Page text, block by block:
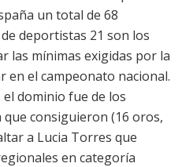
un total de 68
deportistas 21 son los
las mínimas exigidas por la
en el campeonato nacional.
dominio fue de los
consiguieron (16 oros,
a Lucia Torres que
en categoría